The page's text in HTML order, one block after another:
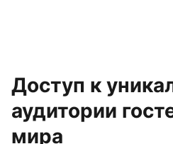
Доступ к
аудитории
мира